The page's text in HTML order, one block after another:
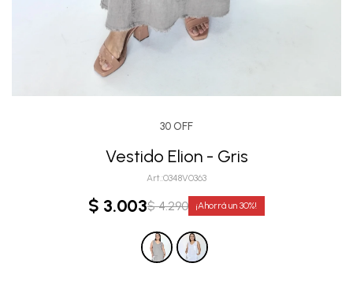
30 OFF
Vestido Elion - Gris
0348V0363
$ 3.003$ 4.290 30